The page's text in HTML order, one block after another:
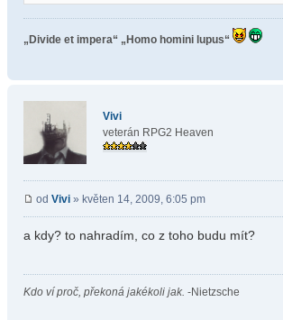
„Divide et impera“ „Homo homini lupus“
Vivi
veterán RPG2 Heaven
od Vivi » květen 14, 2009, 6:05 pm
a kdy? to nahradím, co z toho budu mít?
Kdo ví proč, překoná jakékoli jak. -Nietzsche